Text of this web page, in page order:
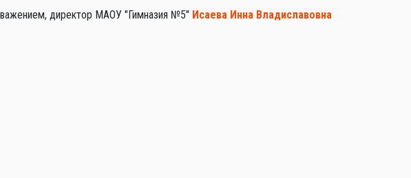
директор МАОУ "Гимназия №5" Исаева Инна Владиславовна